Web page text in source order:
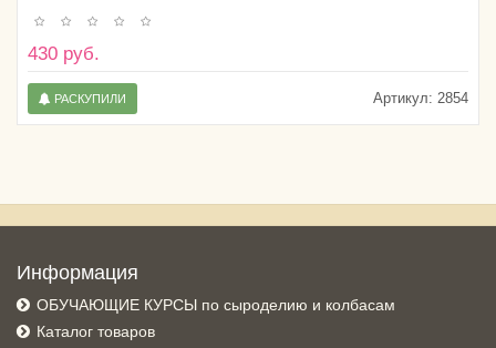
430 руб.
Артикул: 2854
РАСКУПИЛИ
Информация
ОБУЧАЮЩИЕ КУРСЫ по сыроделию и колбасам
Каталог товаров